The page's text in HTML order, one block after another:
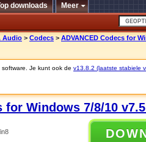
downloads Meer
Audio > Codecs > ADVANCED Codecs for
Je kunt ook de v13.8.2 (laatste stabiele
for Windows 7/8/10